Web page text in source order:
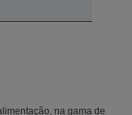
na gama de